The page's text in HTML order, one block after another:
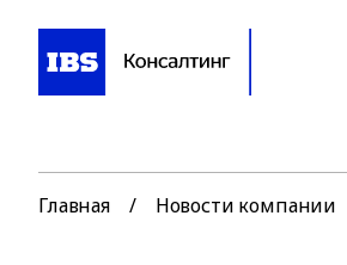
Главная / Новости компании